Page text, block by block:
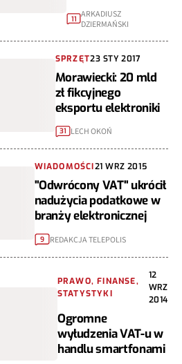
11 ARKADIUSZ
DZIERMAŃSKI
SPRZĘT23 STY 2017
Morawiecki: 20 mld
zł fikcyjnego
eksportu elektroniki
31 LECH OKOŃ
WIADOMOŚCI21 WRZ 2015
"Odwrócony VAT" ukrócił
nadużycia podatkowe w
branży elektronicznej
9 REDAKCJA TELEPOLIS
PRAWO, FINANSE,
STATYSTYKI
12
WRZ
2014
Ogromne
wyłudzenia VAT-u w
handlu smartfonami